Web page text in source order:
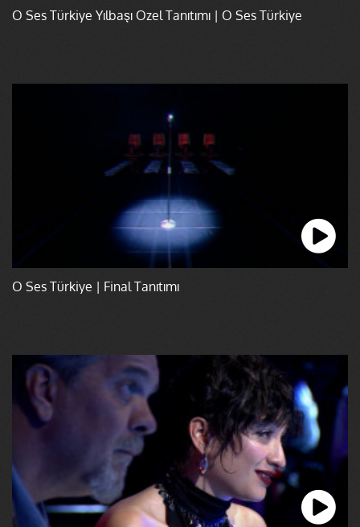
O Ses Türkiye Yılbaşı Özel Tanıtımı | O Ses Türkiye
O Ses Türkiye | Final Tanıtımı